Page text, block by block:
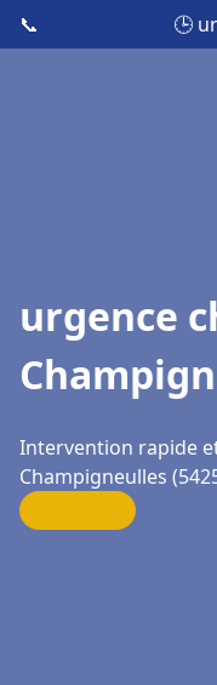
📞 🕒
urgence
Intervention rapide
Champigneulles